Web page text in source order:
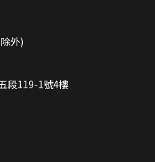
外)
段119-1號4樓